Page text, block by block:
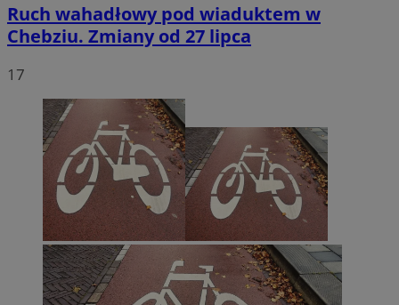
Ruch wahadłowy pod wiaduktem w
Chebziu. Zmiany od 27 lipca
17